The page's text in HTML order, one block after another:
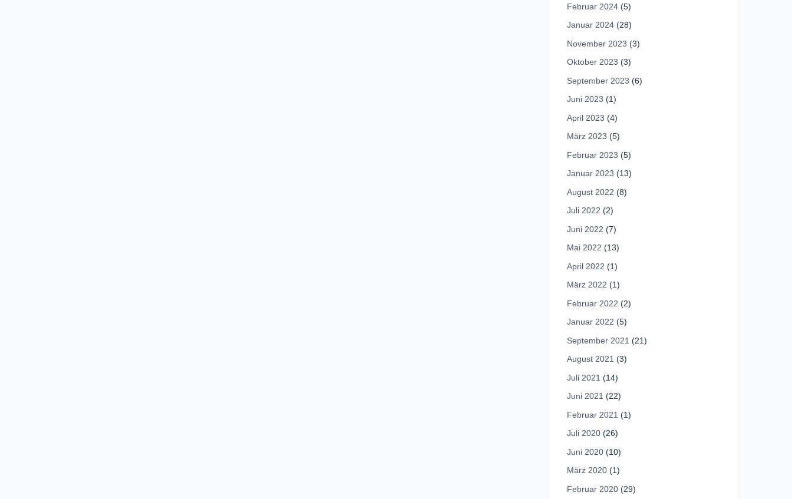
Februar 2024 (5)
Januar 2024 (28)
November 2023 (3)
Oktober 2023 (3)
September 2023 (6)
Juni 2023 (1)
April 2023 (4)
März 2023 (5)
Februar 2023 (5)
Januar 2023 (13)
August 2022 (8)
Juli 2022 (2)
Juni 2022 (7)
Mai 2022 (13)
April 2022 (1)
März 2022 (1)
Februar 2022 (2)
Januar 2022 (5)
September 2021 (21)
August 2021 (3)
Juli 2021 (14)
Juni 2021 (22)
Februar 2021 (1)
Juli 2020 (26)
Juni 2020 (10)
März 2020 (1)
Februar 2020 (29)